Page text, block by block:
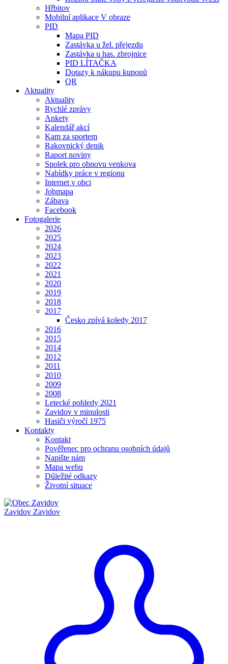
Hřbitov
Mobilní aplikace V obraze
PID
Mapa PID
Zastávka u žel. přejezdu
Zastávka u has. zbrojnice
PID LÍTAČKA
Dotazy k nákupu kuponů
QR
Aktuality
Aktuality
Rychlé zprávy
Ankety
Kalendář akcí
Kam za sportem
Rakovnický denik
Raport noviny
Spolek pro obnovu venkova
Nabídky práce v regionu
Internet v obci
Jobmapa
Zábava
Facebook
Fotogalerie
2026
2025
2024
2023
2022
2021
2020
2019
2018
2017
Česko zpívá koledy 2017
2016
2015
2014
2012
2011
2010
2009
2008
Letecké pohledy 2021
Zavidov v minulosti
Hasiči výročí 1975
Kontakty
Kontakt
Pověřenec pro ochranu osobních údajů
Napište nám
Mapa webu
Důležité odkazy
Životní situace
Zavidov Zavidov